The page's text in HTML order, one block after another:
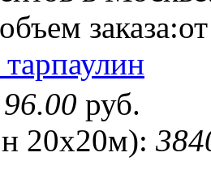
заказа:
96.00 руб.
20х20м):